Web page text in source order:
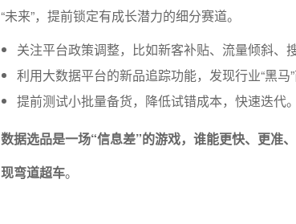
“未来”，提前锁定有成长潜力的细分赛道。
关注平台政策调整，比如新客补贴、流量倾斜、
利用大数据平台的新品追踪功能，发现行业“黑马”
提前测试小批量备货，降低试错成本，快速迭代。
数据选品是一场“信息差”的游戏，谁能更快、更准
现弯道超车。